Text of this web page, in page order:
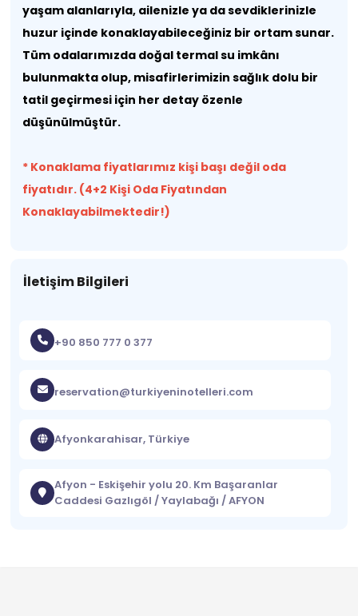
yaşam alanlarıyla, ailenizle ya da sevdiklerinizle
huzur içinde konaklayabileceğiniz bir ortam sunar.
Tüm odalarımızda doğal termal su imkânı
bulunmakta olup, misafirlerimizin sağlık dolu bir
tatil geçirmesi için her detay özenle
düşünülmüştür.
* Konaklama fiyatlarımız kişi başı değil oda
fiyatıdır. (4+2 Kişi Oda Fiyatından
Konaklayabilmektedir!)
İletişim Bilgileri
+90 850 777 0 377
reservation@turkiyeninotelleri.com
Afyonkarahisar, Türkiye
Afyon - Eskişehir yolu 20. Km Başaranlar
Caddesi Gazlıgöl / Yaylabağı / AFYON